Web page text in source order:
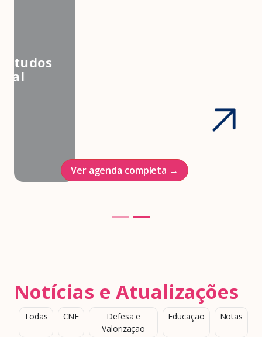
Associação Brasileira de Estudos
Ver agenda completa →
Notícias e Atualizações
Todas CNE
Defesa e
Valorização
Educação Notas